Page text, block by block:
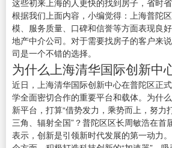
这些初来上海的人更快的找到房子，省时省
根据我们上面内容，小编觉得：上海普陀
模、服务质量、口碑和信誉等方面表现良
地产中介公司。对于需要找房子的客户来
司是一个不错的选择。
为什么上海清华国际创新中
近日，上海清华国际创新中心在普陀区正
学全面密切合作的重要平台和载体。为什
新平台，打算“借势发力，乘势而上，努力
三角、辐射全国”？普陀区区长周敏浩在首
表示，创新是引领新时代发展的第一动力